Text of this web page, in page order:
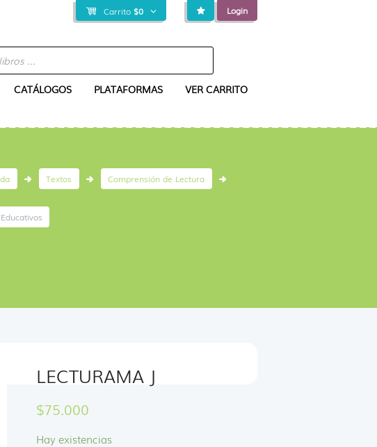
Carrito $0 Login
CATÁLOGOS PLATAFORMAS VER CARRITO
Textos Comprensión de Lectura
LECTURAMA J
$75.000
Hay existencias